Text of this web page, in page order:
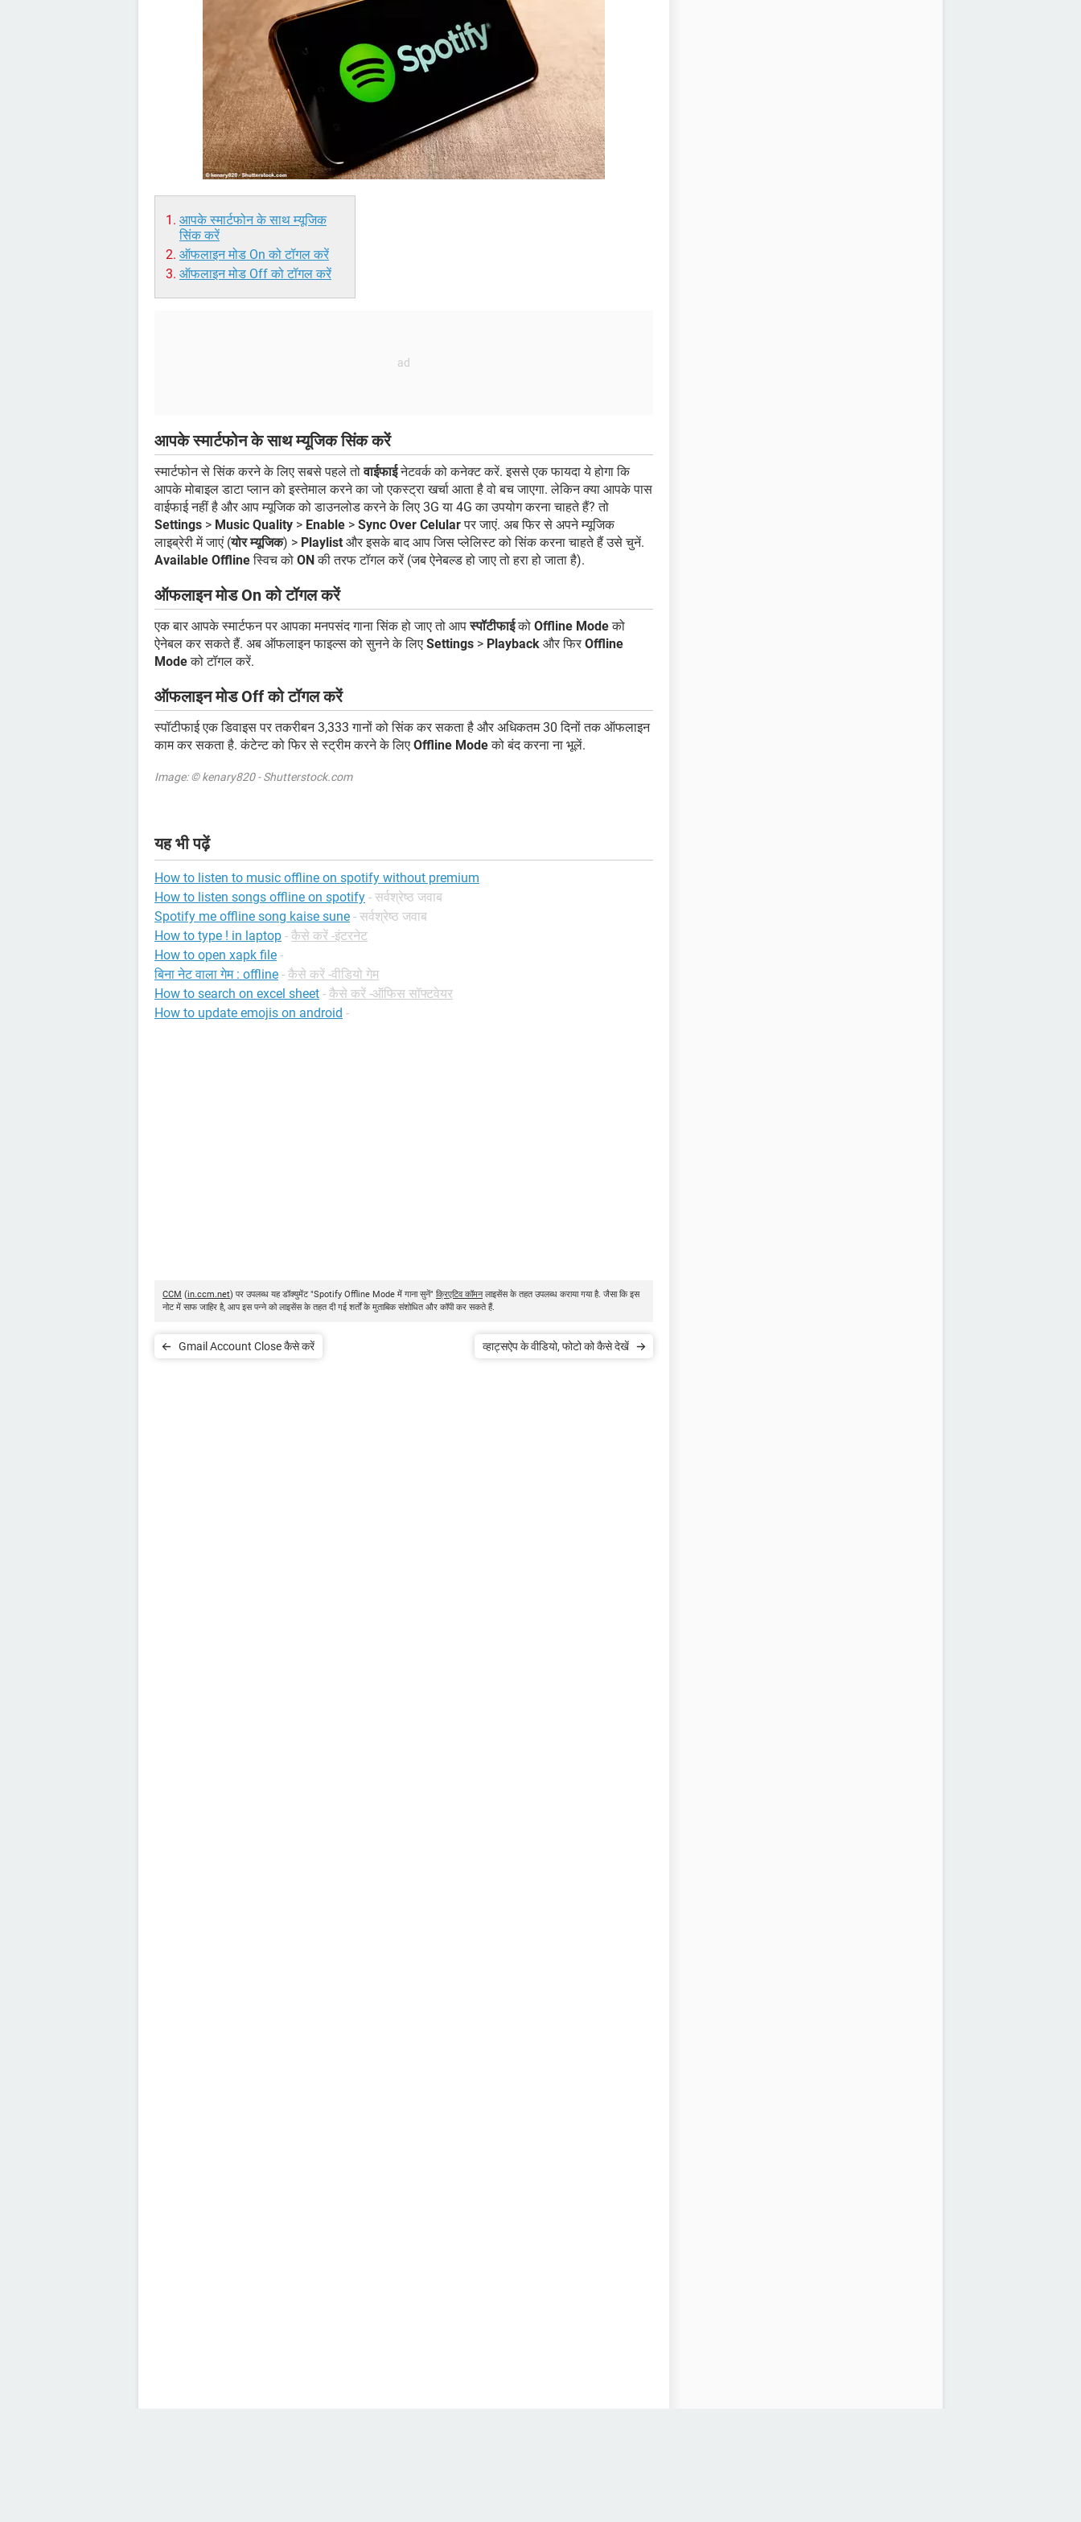
आपके स्मार्टफोन के साथ म्यूजिक
सिंक करें
ऑफलाइन मोड On को टॉगल करें
ऑफलाइन मोड Off को टॉगल करें
आपके स्मार्टफोन के साथ म्यूजिक सिंक करें
स्मार्टफोन से सिंक करने के लिए सबसे पहले तोवाईफाईनेटवर्क को कनेक्ट करें. इससे एक फायदा ये होगा कि
आपके मोबाइल डाटा प्लान को इस्तेमाल करने का जो एकस्ट्रा खर्चा आता है वो बच जाएगा. लेकिन क्या आपके पास
वाईफाई नहीं है और आप म्यूजिक को डाउनलोड करने के लिए 3G या 4G का उपयोग करना चाहते हैं? तो
Settings > Music Quality > Enable > Sync Over Celularपर जाएं. अब फिर से अपने म्यूजिक
लाइब्रेरी में जाएं (योर म्यूजिक) > Playlist और इसके बाद आप जिस प्लेलिस्ट को सिंक करना चाहते हैं उसे चुनें.
Available Offlineस्विच को ONकी तरफ टॉगल करें (जब ऐनेबल्ड हो जाए तो हरा हो जाता है).
ऑफलाइन मोड On को टॉगल करें
एक बार आपके स्मार्टफन पर आपका मनपसंद गाना सिंक हो जाए तो आपस्पॉटीफाईको Offline Modeको
ऐनेबल कर सकते हैं. अब ऑफलाइन फाइल्स को सुनने के लिए Settings > Playback और फिर Offline
Modeको टॉगल करें.
ऑफलाइन मोड Off को टॉगल करें
स्पॉटीफाई एक डिवाइस पर तकरीबन 3,333 गानों को सिंक कर सकता है और अधिकतम 30 दिनों तक ऑफलाइन
काम कर सकता है. कंटेन्ट को फिर से स्ट्रीम करने के लिए Offline Modeको बंद करना ना भूलें.
Image: © kenary820 - Shutterstock.com
यह भी पढ़ें
How to listen to music offline on spotify without premium
How to listen songs offline on spotify - सर्वश्रेष्ठ जवाब
Spotify me offline song kaise sune - सर्वश्रेष्ठ जवाब
How to type ! in laptop - कैसे करें -इंटरनेट
How to open xapk file -
बिना नेट वाला गेम : offline - कैसे करें -वीडियो गेम
How to search on excel sheet - कैसे करें -ऑफिस सॉफ्टवेयर
How to update emojis on android -
CCM (in.ccm.net) पर उपलब्ध यह डॉक्युमेंट "Spotify Offline Mode में गाना सुनें" क्रिएटिव कॉमनलाइसेंस के तहत उपलब्ध कराया गया है. जैसा कि इस
नोट में साफ जाहिर है, आप इस पन्ने को लाइसेंस के तहत दी गई शर्तों के मुताबिक संशोधित और कॉपी कर सकते हैं.
Gmail Account Close कैसे करें व्हाट्सऐप के वीडियो, फोटो को कैसे देखें